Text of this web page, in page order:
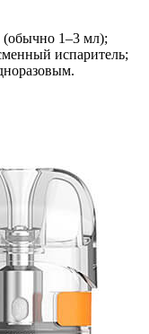
(обычно 1–3 мл);
испаритель;